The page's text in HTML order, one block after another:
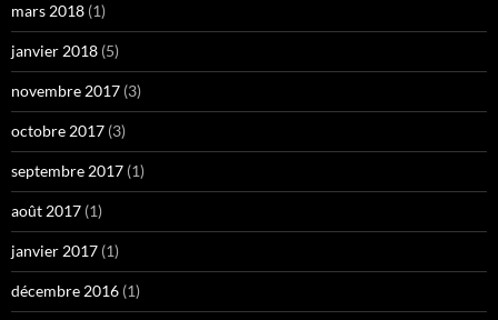
mars 2018 (1)
janvier 2018 (5)
novembre 2017 (3)
octobre 2017 (3)
septembre 2017 (1)
août 2017 (1)
janvier 2017 (1)
décembre 2016 (1)